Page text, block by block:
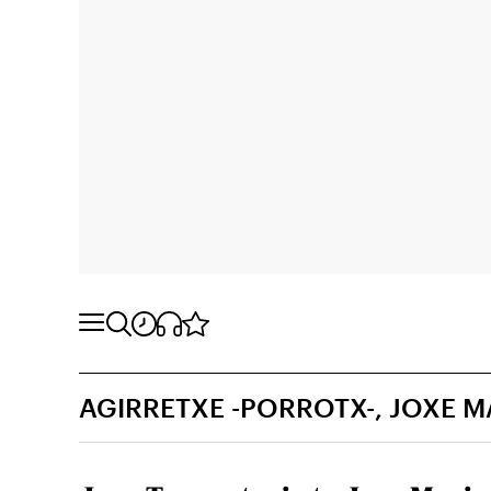
AGIRRETXE -PORROTX-, JOXE